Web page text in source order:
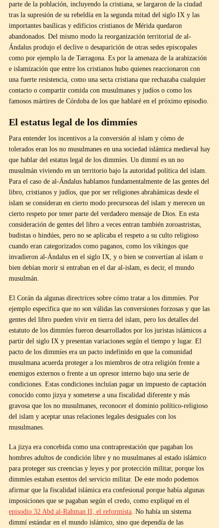
parte de la población, incluyendo la cristiana, se largaron de la ciudad
tras la supresión de su rebeldía en la segunda mitad del siglo IX y las
importantes basílicas y edificios cristianos de Mérida quedaron
abandonados. Del mismo modo la reorganización territorial de al-
Ándalus produjo el declive o desaparición de otras sedes episcopales
como por ejemplo la de Tarragona. Es por la amenaza de la arabización
e islamización que entre los cristianos hubo quienes reaccionaron con
una fuerte resistencia, como una secta cristiana que rechazaba cualquier
contacto o compartir comida con musulmanes y judíos o como los
famosos mártires de Córdoba de los que hablaré en el próximo episodio.
El estatus legal de los dimmíes
Para entender los incentivos a la conversión al islam y cómo de
tolerados eran los no musulmanes en una sociedad islámica medieval hay
que hablar del estatus legal de los dimmíes. Un dimmí es un no
musulmán viviendo en un territorio bajo la autoridad política del islam.
Para el caso de al-Ándalus hablamos fundamentalmente de las gentes del
libro, cristianos y judíos, que por ser religiones abrahámicas desde el
islam se consideran en cierto modo precursoras del islam y merecen un
cierto respeto por tener parte del verdadero mensaje de Dios. En esta
consideración de gentes del libro a veces entran también zoroastristas,
budistas o hindúes, pero no se aplicaba el respeto a su culto religioso
cuando eran categorizados como paganos, como los vikingos que
invadieron al-Ándalus en el siglo IX, y o bien se convertían al islam o
bien debían morir si entraban en el dar al-islam, es decir, el mundo
musulmán.
El Corán da algunas directrices sobre cómo tratar a los dimmíes. Por
ejemplo especifica que no son válidas las conversiones forzosas y que las
gentes del libro pueden vivir en tierra del islam, pero los detalles del
estatuto de los dimmíes fueron desarrollados por los juristas islámicos a
partir del siglo IX y presentan variaciones según el tiempo y lugar. El
pacto de los dimmíes era un pacto indefinido en que la comunidad
musulmana acuerda proteger a los miembros de otra religión frente a
enemigos externos o frente a un opresor interno bajo una serie de
condiciones. Estas condiciones incluían pagar un impuesto de captación
conocido como jizya y someterse a una fiscalidad diferente y más
gravosa que los no musulmanes, reconocer el dominio político-religioso
del islam y aceptar unas relaciones legales desiguales con los
musulmanes.
La jizya era concebida como una contraprestación que pagaban los
hombres adultos de condición libre y no musulmanes al estado islámico
para proteger sus creencias y leyes y por protección militar, porque los
dimmíes estaban exentos del servicio militar. De este modo podemos
afirmar que la fiscalidad islámica era confesional porque había algunas
imposiciones que se pagaban según el credo, como expliqué en el
episodio 32 Abd al-Rahman II, el reformista. No había un sistema
dimmí estándar en el mundo islámico, sino que dependía de las